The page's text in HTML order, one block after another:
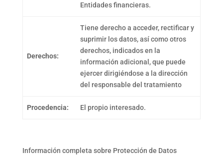
Entidades financieras.
Derechos:
Tiene derecho a acceder, rectificar y
suprimir los datos, así como otros
derechos, indicados en la
información adicional, que puede
ejercer dirigiéndose a la dirección
del responsable del tratamiento
Procedencia: El propio interesado.
Información completa sobre Protección de Datos